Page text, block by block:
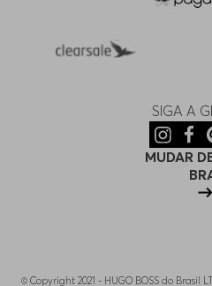
SIGA A
MUDAR
© Copyright 2021 - HUGO BOSS do Brasil